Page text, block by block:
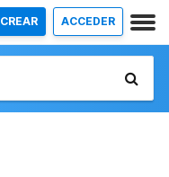
CREAR ACCEDER